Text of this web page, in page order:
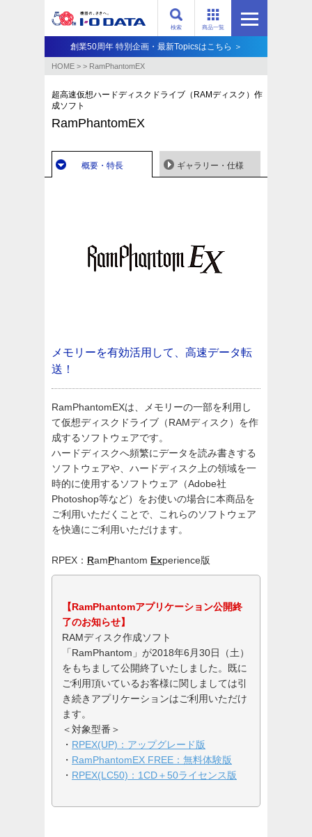
商品一覧
検索
創業50周年 特別企画・最新Topicsはこちら ＞
HOME > > RamPhantomEX
超高速仮想ハードディスクドライブ（RAMディスク）作
成ソフト
RamPhantomEX
概要・特長 ギャラリー・仕様
メモリーを有効活用して、高速データ転
送！
RamPhantomEXは、メモリーの一部を利用し
て仮想ディスクドライブ（RAMディスク）を作
成するソフトウェアです。
ハードディスクへ頻繁にデータを読み書きする
ソフトウェアや、ハードディスク上の領域を一
時的に使用するソフトウェア（Adobe社
Photoshop等など）をお使いの場合に本商品を
ご利用いただくことで、これらのソフトウェア
を快適にご利用いただけます。
RPEX： RamPhantom Experience版
【RamPhantomアプリケーション公開終
了のお知らせ】
RAMディスク作成ソフト
「RamPhantom」が2018年6月30日（土）
をもちまして公開終了いたしました。既に
ご利用頂いているお客様に関しましては引
き続きアプリケーションはご利用いただけ
ます。
＜対象型番＞
​​・ RPEX(UP)：アップグレード版
・ RamPhantomEX FREE：無料体験版
​​・ RPEX(LC50)：1CD＋50ライセンス版